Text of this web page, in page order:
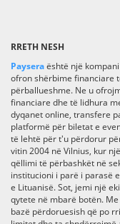
RRETH NESH
Payseraështë një
ofron shërbime financiare
përballueshme. Ne u
financiare dhe të lidhura
dyqanet online, transfere
platformë për biletat e
të lehtë për t'u përdorur
vitin 2004 në Vilnius, kur
qëllimi të përbashkët në
institucioni i parë i parasë
e Lituanisë. Sot, jemi një
qytete në mbarë botën.
bazë përdoruesish që po